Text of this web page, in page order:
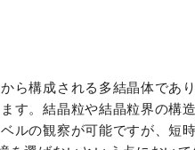
ら構成される多結晶体であ
す。結晶粒や結晶粒界の構
ルの観察が可能ですが、短